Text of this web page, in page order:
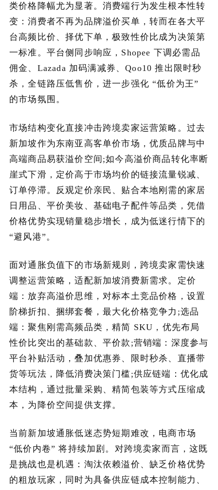
类价格降幅尤为显著。消费端行为发生根本性转
变：消费者不再为品牌溢价买单，转而在各大平
台高频比价、择优下单，极致性价比成为决策第
一标准。平台侧同步响应，Shopee 下调必需品
佣金、Lazada 加码满减券、Qoo10 推出限时秒
杀，全链路压低售价，进一步强化 “低价为王”
的市场氛围。
市场结构变化直接冲击跨境卖家运营策略。过去
新加坡作为东南亚高客单价市场，优质品牌与中
高端商品易获溢价空间;如今高溢价商品转化率断
崖式下滑，定价高于市场均价的链接流量锐减、
订单停滞。反观定价亲民、贴合本地刚需的家居
日用品、平价美妆、基础电子配件等品类，凭借
价格优势实现销量稳步增长，成为低迷行情下的
“避风港”。
面对通胀负值下的市场新规则，跨境卖家需快速
调整运营策略，适配新加坡消费新需求。定价
端：放弃高溢价思维，对标本土竞品价格，设置
阶梯折扣、捆绑套餐，最大化价格竞争力;选品
端：聚焦刚需高频品类，精简 SKU，优先布局
性价比突出的基础款、平价款;营销端：深度参与
平台补贴活动，叠加优惠券、限时秒杀、直播带
货等玩法，降低消费决策门槛;供应链端：优化成
本结构，通过批量采购、精简包装等方式压缩成
本，为降价空间提供支撑。
当前新加坡通胀低迷态势短期难改，电商市场
“低价内卷” 将持续加剧。对跨境卖家而言，这既
是挑战也是机遇：淘汰依赖溢价、缺乏价格优势
的粗放玩家，同时为具备供应链成本控制能力、